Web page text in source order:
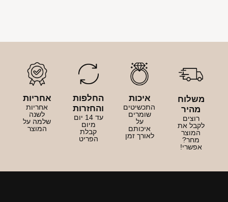
משלוח
מהיר
רוצים
לקבל את
המוצר
מחר?
אפשרי!
איכות
התכשיטים
שומרים
על
איכותם
לאורך זמן
החלפות
והחזרות
עד 14 יום
מיום
קבלת
הפריט
אחריות
אחריות
לשנה
שלמה על
המוצר